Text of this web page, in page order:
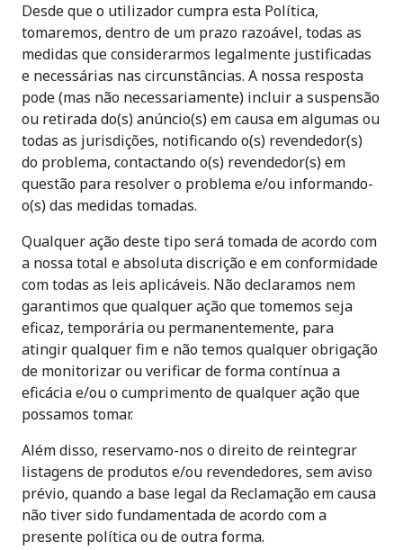
Desde que o utilizador cumpra esta Política,
tomaremos, dentro de um prazo razoável, todas as
medidas que considerarmos legalmente justificadas
e necessárias nas circunstâncias. A nossa resposta
pode (mas não necessariamente) incluir a suspensão
ou retirada do(s) anúncio(s) em causa em algumas ou
todas as jurisdições, notificando o(s) revendedor(s)
do problema, contactando o(s) revendedor(s) em
questão para resolver o problema e/ou informando-
o(s) das medidas tomadas.
Qualquer ação deste tipo será tomada de acordo com
a nossa total e absoluta discrição e em conformidade
com todas as leis aplicáveis. Não declaramos nem
garantimos que qualquer ação que tomemos seja
eficaz, temporária ou permanentemente, para
atingir qualquer fim e não temos qualquer obrigação
de monitorizar ou verificar de forma contínua a
eficácia e/ou o cumprimento de qualquer ação que
possamos tomar.
Além disso, reservamo-nos o direito de reintegrar
listagens de produtos e/ou revendedores, sem aviso
prévio, quando a base legal da Reclamação em causa
não tiver sido fundamentada de acordo com a
presente política ou de outra forma.